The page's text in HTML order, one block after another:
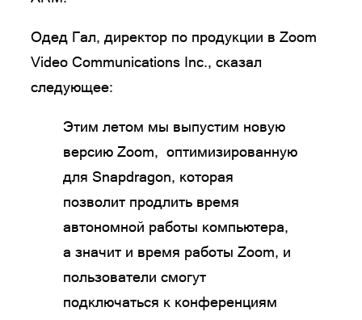
Одед Гал, директор по продукции в Zoom
Video Communications Inc., сказал
следующее:
Этим летом мы выпустим новую
версию Zoom, оптимизированную
для Snapdragon, которая
позволит продлить время
автономной работы компьютера,
а значит и время работы Zoom, и
пользователи смогут
подключаться к конференциям